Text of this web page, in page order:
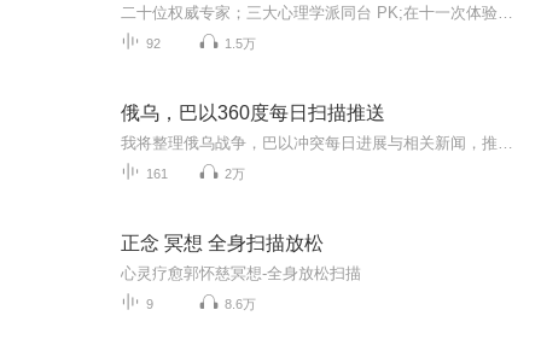
92 1.5万
俄乌，巴以360度每日扫描推送
161 2万
正念 冥想 全身扫描放松
心灵疗愈郭怀慈冥想-全身放松扫描
9 8.6万